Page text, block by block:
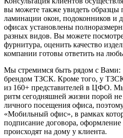
вы можете также увидеть образцы
ламинации окон, подоконников и
офисах установлены
разных видов. Вы можете
фурнитура, оценить качество
компании готовы ответить на
Мы стремимся быть рядом с Вами:
брендом ТЗСК. Кроме того, у ТЗСК
из 160+ представителей в ЦФО.
ритм сегодняшней жизни порой не
личного посещения офиса,
«Мобильный офис», в рамках
подписание договора, оформление
происходят на дому у клиента.